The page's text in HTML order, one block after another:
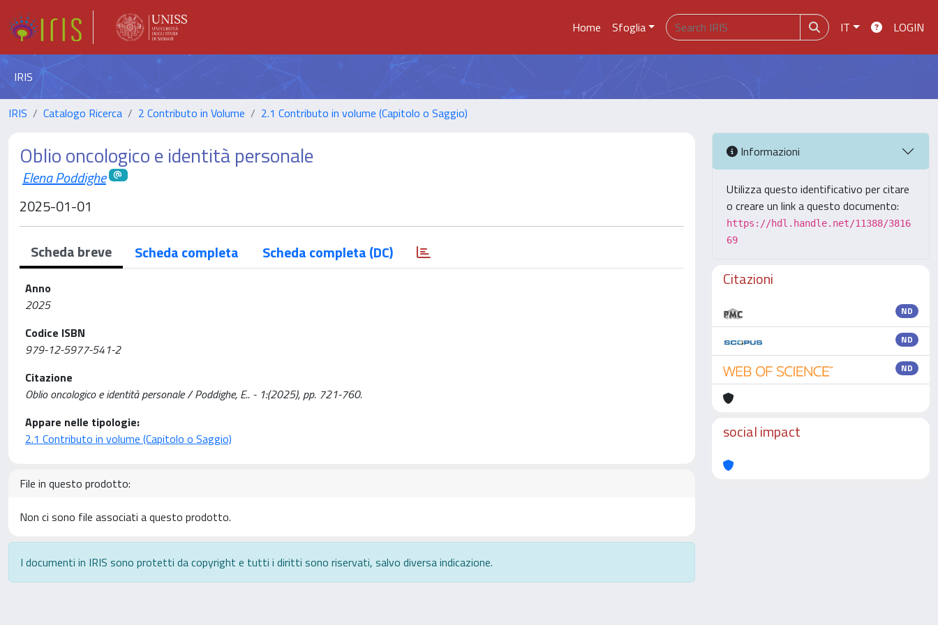
Home Sfoglia IT LOGIN
IRIS
IRIS Catalogo Ricerca 2 Contributo in Volume 2.1 Contributo in volume (Capitolo o Saggio)
Oblio oncologico e identità personale
Elena Poddighe
2025-01-01
Scheda breve Scheda completa Scheda completa (DC)
Anno
2025
Codice ISBN
979-12-5977-541-2
Citazione
Oblio oncologico e identità personale / Poddighe, E.. - 1:(2025), pp. 721-760.
Appare nelle tipologie:
2.1 Contributo in volume (Capitolo o Saggio)
File in questo prodotto:
Non ci sono file associati a questo prodotto.
I documenti in IRIS sono protetti da copyright e tutti i diritti sono riservati, salvo diversa indicazione.
Informazioni
Utilizza questo identificativo per citare
o creare un link a questo documento:
https://hdl.handle.net/11388/3816
69
Citazioni
ND
ND
ND
social impact